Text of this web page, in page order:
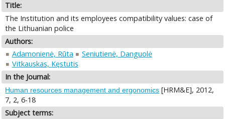
Title:
The Institution and its employees compatibility values: case of
the Lithuanian police
Authors:
Adamonienė, Rūta
Seniutienė, Danguolė
Vitkauskas, Kęstutis
In the Journal:
Human resources management and ergonomics [HRM&E], 2012,
7, 2, 6-18
Subject terms: